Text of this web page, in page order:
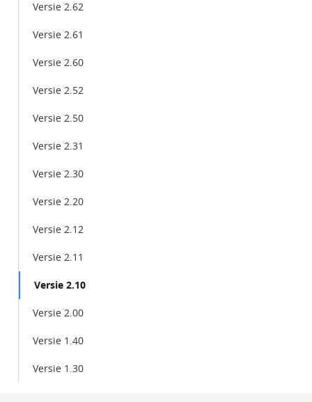
Versie 2.62
Versie 2.61
Versie 2.60
Versie 2.52
Versie 2.50
Versie 2.31
Versie 2.30
Versie 2.20
Versie 2.12
Versie 2.11
Versie 2.10
Versie 2.00
Versie 1.40
Versie 1.30